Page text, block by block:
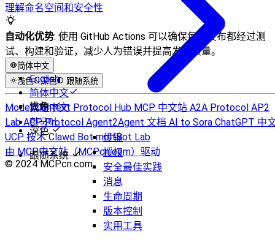
传输
授权
安全最佳实践
消息
生命周期
版本控制
实用工具
理解命名空间和安全性
自动化优势: 使用 GitHub Actions 可以确保每个发布都经过测
试、构建和验证，减少人为错误并提高发布质量。
简体中文
English
简体中文
繁體中文
한국어
浅色 深色 跟随系统
浅色
深色
跟随系统
Model Context Protocol Hub MCP 中文站 A2A Protocol AP2
LabACP Protocol Agent2Agent 文档 AI to Sora ChatGPT 中
UCP 技术Clawd BotmoltBot Lab
由 MCP中文站（MCPcn.com）驱动
© 2024 MCPcn.com.